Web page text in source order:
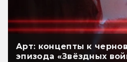
Арт: концепты к
эпизода «Звёздных